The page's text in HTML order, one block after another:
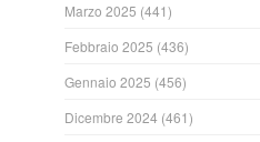
Marzo 2025 (441)
Febbraio 2025 (436)
Gennaio 2025 (456)
Dicembre 2024 (461)